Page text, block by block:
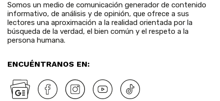
Somos un medio de comunicación generador de contenido
informativo, de análisis y de opinión, que ofrece a sus
lectores una aproximación a la realidad orientada por la
búsqueda de la verdad, el bien común y el respeto a la
persona humana.
ENCUÉNTRANOS EN: